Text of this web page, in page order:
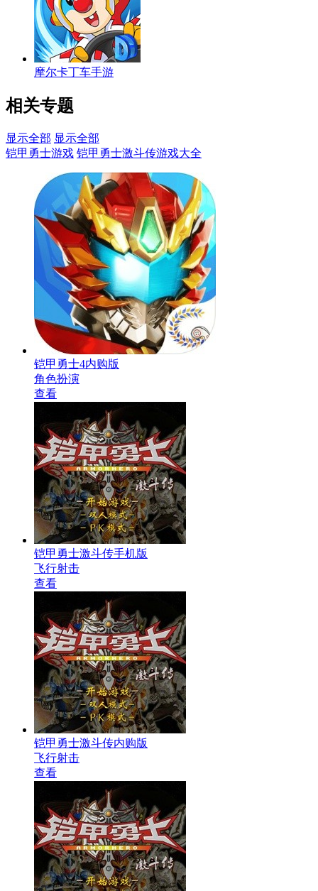
摩尔卡丁车手游
相关专题
显示全部 显示全部
铠甲勇士游戏 铠甲勇士激斗传游戏大全
铠甲勇士4内购版
角色扮演
查看
铠甲勇士激斗传手机版
飞行射击
查看
铠甲勇士激斗传内购版
飞行射击
查看